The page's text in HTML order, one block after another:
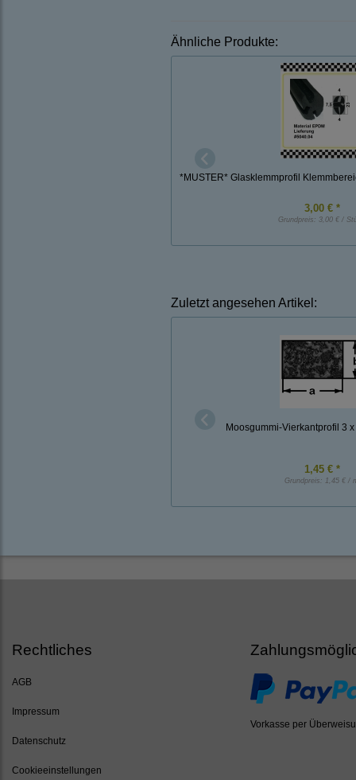
Ähnliche Produkte:
*MUSTER* Glasklemmprofil
3,00 € *
Grundpreis: 3,00 € /
Zuletzt angesehen Artikel:
Moosgummi-Vierkantprofil 3
1,45 € *
Grundpreis: 1,45 € /
Rechtliches
AGB
Impressum
Datenschutz
Cookieeinstellungen
Vorkasse per